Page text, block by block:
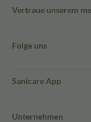
Vertraue unserem
Folge uns
Sanicare App
Unternehmen